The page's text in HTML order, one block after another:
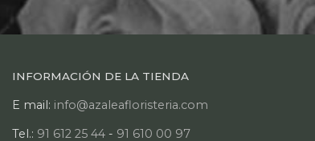
INFORMACIÓN DE LA TIENDA
E mail: info@azaleafloristeria.com
Tel.: 91 612 25 44 - 91 610 00 97